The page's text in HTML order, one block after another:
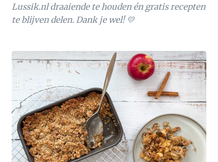
Lussik.nl draaiende te houden én gratis recepten
te blijven delen. Dank je wel! 💛